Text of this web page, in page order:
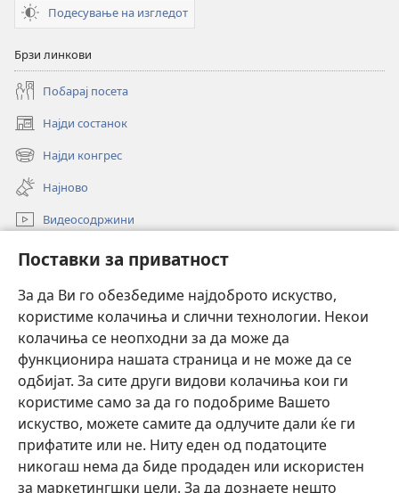
Поставки за приватност
За да Ви го обезбедиме најдоброто искуство,
користиме колачиња и слични технологии. Некои
колачиња се неопходни за да може да
функционира нашата страница и не може да се
одбијат. За сите други видови колачиња кои ги
користиме само за да го подобриме Вашето
искуство, можете самите да одлучите дали ќе ги
прифатите или не. Ниту еден од податоците
никогаш нема да биде продаден или искористен
за маркетингшки цели. За да дознаете нешто
Подесување на изгледот
Брзи линкови
Побарај посета
Најди состанок
(opens
new
window)
Најди конгрес
(opens
new
window)
Најново
Видеосодржини
(opens
new
window)ОНЛАЈН БИБЛИОТЕКА Watchtower™
(opens
new
window)JW Hub
(opens
new
window)Watchtower Library